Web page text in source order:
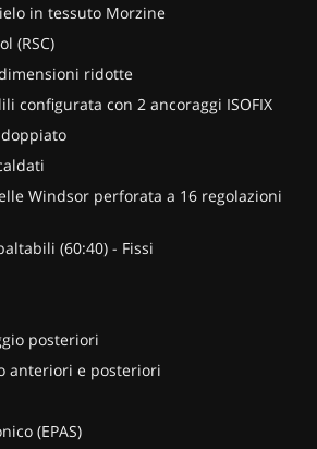
in tessuto Morzine
(RSC)
ridotte
configurata con 2 ancoraggi ISOFIX
Windsor perforata a 16 regolazioni
(60:40) - Fissi
posteriori
anteriori e posteriori
(EPAS)